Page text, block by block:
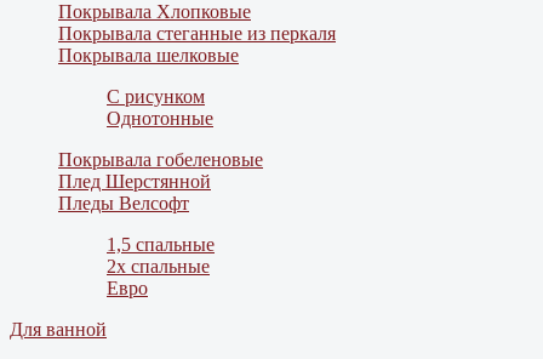
Покрывала Хлопковые
Покрывала стеганные из перкаля
Покрывала шелковые
С рисунком
Однотонные
Покрывала гобеленовые
Плед Шерстянной
Пледы Велсофт
1,5 спальные
2х спальные
Евро
Для ванной